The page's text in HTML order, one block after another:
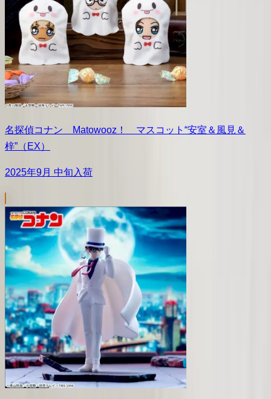
名探偵コナン Matowooz！ マスコット“安室＆風見＆
梓”（EX）
2025年9月 中旬入荷